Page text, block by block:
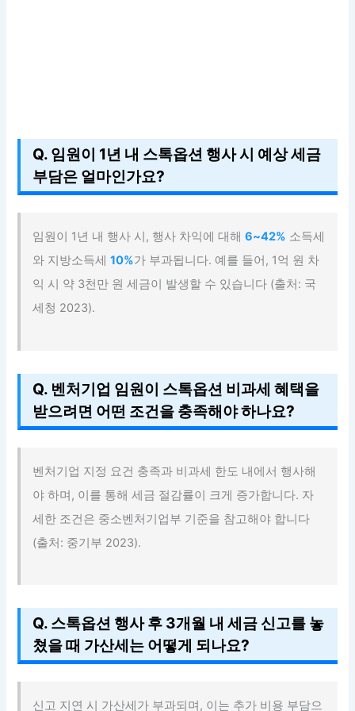
Q. 임원이 1년 내 스톡옵션 행사 시 예상 세금
부담은 얼마인가요?
임원이 1년 내 행사 시, 행사 차익에 대해6~42% 소득세
와 지방소득세10%가 부과됩니다. 예를 들어, 1억 원 차
익 시 약 3천만 원 세금이 발생할 수 있습니다 (출처: 국
세청 2023).
Q. 벤처기업 임원이 스톡옵션 비과세 혜택을
받으려면 어떤 조건을 충족해야 하나요?
벤처기업 지정 요건 충족과 비과세 한도 내에서 행사해
야 하며, 이를 통해 세금 절감률이 크게 증가합니다. 자
세한 조건은 중소벤처기업부 기준을 참고해야 합니다
(출처: 중기부 2023).
Q. 스톡옵션 행사 후 3개월 내 세금 신고를 놓
쳤을 때 가산세는 어떻게 되나요?
신고 지연 시 가산세가 부과되며, 이는 추가 비용 부담으